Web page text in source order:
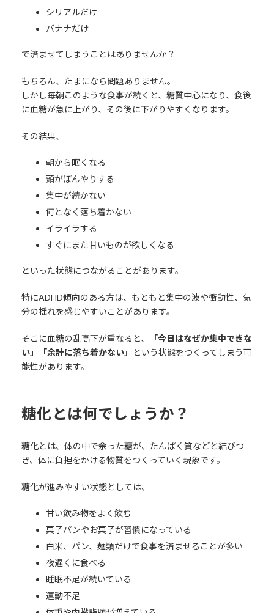
シリアルだけ
バナナだけ
で済ませてしまうことはありませんか？
もちろん、たまになら問題ありません。
しかし毎朝このような食事が続くと、糖質中心になり、食後
に血糖が急に上がり、その後に下がりやすくなります。
その結果、
朝から眠くなる
頭がぼんやりする
集中が続かない
何となく落ち着かない
イライラする
すぐにまた甘いものが欲しくなる
といった状態につながることがあります。
特にADHD傾向のある方は、もともと集中の波や衝動性、気
分の揺れを感じやすいことがあります。
そこに血糖の乱高下が重なると、
「今日はなぜか集中できな
い」「余計に落ち着かない」
という状態をつくってしまう可
能性があります。
糖化とは何でしょうか？
糖化とは、体の中で余った糖が、たんぱく質などと結びつ
き、体に負担をかける物質をつくっていく現象です。
糖化が進みやすい状態としては、
甘い飲み物をよく飲む
菓子パンやお菓子が習慣になっている
白米、パン、麺類だけで食事を済ませることが多い
夜遅くに食べる
睡眠不足が続いている
運動不足